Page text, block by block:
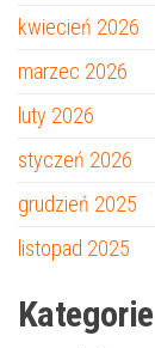
kwiecień 2026
marzec 2026
luty 2026
styczeń 2026
grudzień 2025
listopad 2025
Kategorie